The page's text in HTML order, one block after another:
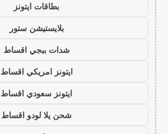
بطاقات ايتونز
بلايستيشن ستور
شدات ببجي اقساط
ايتونز امريكي اقساط
ايتونز سعودي اقساط
شحن يلا لودو اقساط